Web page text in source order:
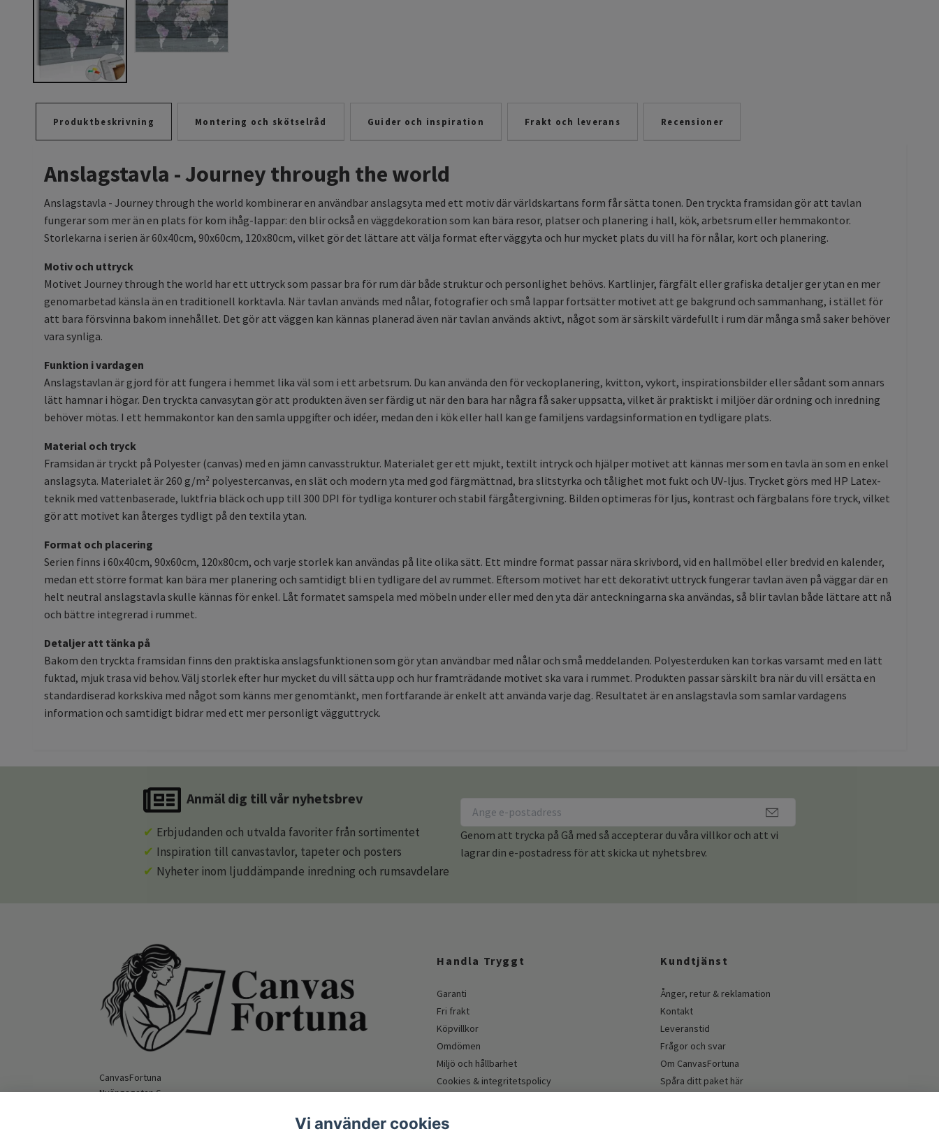
Produktbeskrivning Montering och skötselråd Guider och inspiration Frakt och leverans Recensioner
Anslagstavla - Journey through the world
Anslagstavla - Journey through the world kombinerar en användbar anslagsyta med ett motiv där världskartans form får sätta tonen. Den tryckta framsidan gör att tavlan
fungerar som mer än en plats för kom ihåg-lappar: den blir också en väggdekoration som kan bära resor, platser och planering i hall, kök, arbetsrum eller hemmakontor.
Storlekarna i serien är 60x40cm, 90x60cm, 120x80cm, vilket gör det lättare att välja format efter väggyta och hur mycket plats du vill ha för nålar, kort och planering.
Motiv och uttryck
Motivet Journey through the world har ett uttryck som passar bra för rum där både struktur och personlighet behövs. Kartlinjer, färgfält eller grafiska detaljer ger ytan en mer
genomarbetad känsla än en traditionell korktavla. När tavlan används med nålar, fotografier och små lappar fortsätter motivet att ge bakgrund och sammanhang, i stället för
att bara försvinna bakom innehållet. Det gör att väggen kan kännas planerad även när tavlan används aktivt, något som är särskilt värdefullt i rum där många små saker behöver
vara synliga.
Funktion i vardagen
Anslagstavlan är gjord för att fungera i hemmet lika väl som i ett arbetsrum. Du kan använda den för veckoplanering, kvitton, vykort, inspirationsbilder eller sådant som annars
lätt hamnar i högar. Den tryckta canvasytan gör att produkten även ser färdig ut när den bara har några få saker uppsatta, vilket är praktiskt i miljöer där ordning och inredning
behöver mötas. I ett hemmakontor kan den samla uppgifter och idéer, medan den i kök eller hall kan ge familjens vardagsinformation en tydligare plats.
Material och tryck
Framsidan är tryckt på Polyester (canvas) med en jämn canvasstruktur. Materialet ger ett mjukt, textilt intryck och hjälper motivet att kännas mer som en tavla än som en enkel
anslagsyta. Materialet är 260 g/m² polyestercanvas, en slät och modern yta med god färgmättnad, bra slitstyrka och tålighet mot fukt och UV-ljus. Trycket görs med HP Latex-
teknik med vattenbaserade, luktfria bläck och upp till 300 DPI för tydliga konturer och stabil färgåtergivning. Bilden optimeras för ljus, kontrast och färgbalans före tryck, vilket
gör att motivet kan återges tydligt på den textila ytan.
Format och placering
Serien finns i 60x40cm, 90x60cm, 120x80cm, och varje storlek kan användas på lite olika sätt. Ett mindre format passar nära skrivbord, vid en hallmöbel eller bredvid en kalender,
medan ett större format kan bära mer planering och samtidigt bli en tydligare del av rummet. Eftersom motivet har ett dekorativt uttryck fungerar tavlan även på väggar där en
helt neutral anslagstavla skulle kännas för enkel. Låt formatet samspela med möbeln under eller med den yta där anteckningarna ska användas, så blir tavlan både lättare att nå
och bättre integrerad i rummet.
Detaljer att tänka på
Bakom den tryckta framsidan finns den praktiska anslagsfunktionen som gör ytan användbar med nålar och små meddelanden. Polyesterduken kan torkas varsamt med en lätt
fuktad, mjuk trasa vid behov. Välj storlek efter hur mycket du vill sätta upp och hur framträdande motivet ska vara i rummet. Produkten passar särskilt bra när du vill ersätta en
standardiserad korkskiva med något som känns mer genomtänkt, men fortfarande är enkelt att använda varje dag. Resultatet är en anslagstavla som samlar vardagens
information och samtidigt bidrar med ett mer personligt vägguttryck.
Anmäl dig till vår nyhetsbrev
✔ Erbjudanden och utvalda favoriter från sortimentet
✔ Inspiration till canvastavlor, tapeter och posters
✔ Nyheter inom ljuddämpande inredning och rumsavdelare
Genom att trycka på Gå med så accepterar du våra villkor och att vi
lagrar din e-postadress för att skicka ut nyhetsbrev.
CanvasFortuna
Nyängsgatan 6
Handla Tryggt
Garanti
Fri frakt
Köpvillkor
Omdömen
Miljö och hållbarhet
Cookies & integritetspolicy
Kundtjänst
Ånger, retur & reklamation
Kontakt
Leveranstid
Frågor och svar
Om CanvasFortuna
Spåra ditt paket här
Vi använder cookies